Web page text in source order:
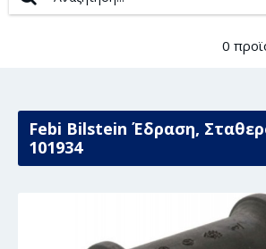
0
Febi Bilstein Έδραση,
101934